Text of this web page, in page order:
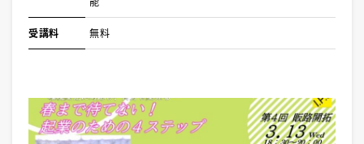
受講料 無料